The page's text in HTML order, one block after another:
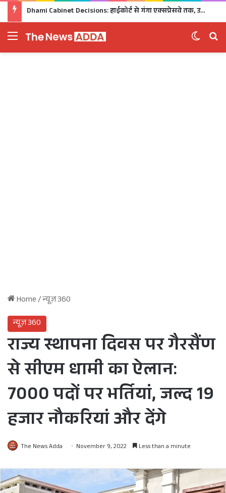
Dhami Cabinet Decisions: हाईकोर्ट से गंगा एक्सप्रेसवे तक, उत्तराखंड कैबिनेट के बड़े फैसले Click
Menu
Home/न्यूज़ 360
न्यूज़ 360
राज्य स्थापना दिवस पर गैरसैंण
से सीएम धामी का ऐलान:
7000 पदों पर भर्तियां, जल्द 19
हजार नौकरियां और देंगे
The News Adda November 9, 2022 Less than a minute